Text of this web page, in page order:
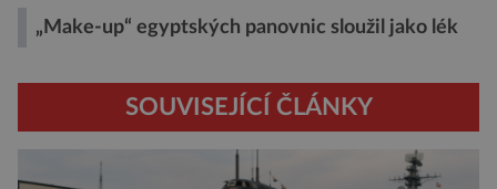
„Make-up“ egyptských panovnic sloužil jako lék
SOUVISEJÍCÍ ČLÁNKY